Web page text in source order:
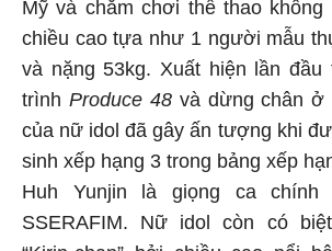
Mỹ và chăm chơi thể thao
chiều cao tựa như 1 người mẫu
và nặng 53kg. Xuất hiện lần đầu
trình Produce 48và dừng chân ở
của nữ idol đã gây ấn tượng khi
sinh xếp hạng 3 trong bảng xếp
Huh Yunjin là giọng ca chính
SSERAFIM. Nữ idol còn có